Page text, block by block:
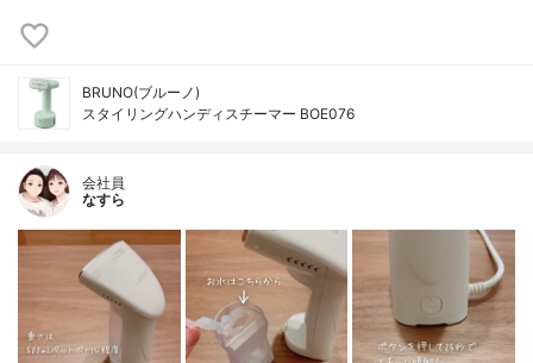
BRUNO(ブルーノ)
スタイリングハンディスチーマー BOE076
会社員
なすら